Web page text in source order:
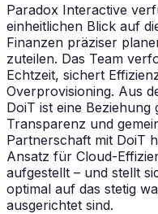
Paradox Interactive
einheitlichen Blick auf
Finanzen präziser
zuteilen. Das Team
Echtzeit, sichert
Overprovisioning. Aus
DoiT ist eine
Transparenz und
Partnerschaft mit DoiT
Ansatz für Cloud-
aufgestellt – und stellt
optimal auf das stetig
ausgerichtet sind.